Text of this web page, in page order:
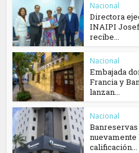
Nacional
Directora
INAIPI
recibe...
Nacional
Embajada
Francia y
lanzan...
Nacional
calificación...